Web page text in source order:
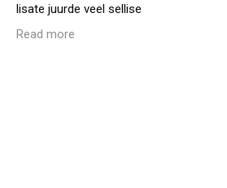
lisate juurde veel sellise
Read more